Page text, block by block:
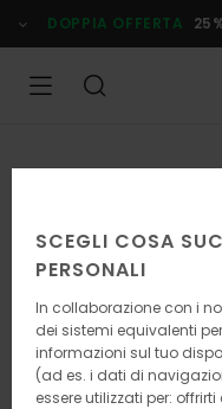
alle
informazioni
prodotto
DOPPIA OFFERTA
SCEGLI COSA
PERSONALI
In collaborazione con i
dei sistemi equivalenti
informazioni sul tuo
(ad es. i dati di
essere utilizzati per: